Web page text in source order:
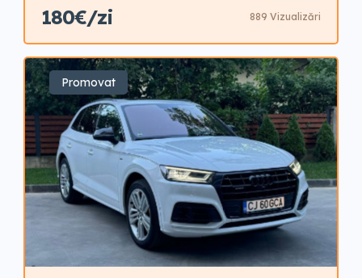
un motor robust, acest vehicul oferă o experiență
pe drumurile off-road, cât și pentru călătorii urbane
elegante. Interiorul său sofisticat este echipat cu
[…]
180€/zi 889 Vizualizări
Promovat